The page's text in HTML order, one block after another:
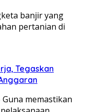
banjir yang
pertanian di
Tegaskan
Guna memastikan